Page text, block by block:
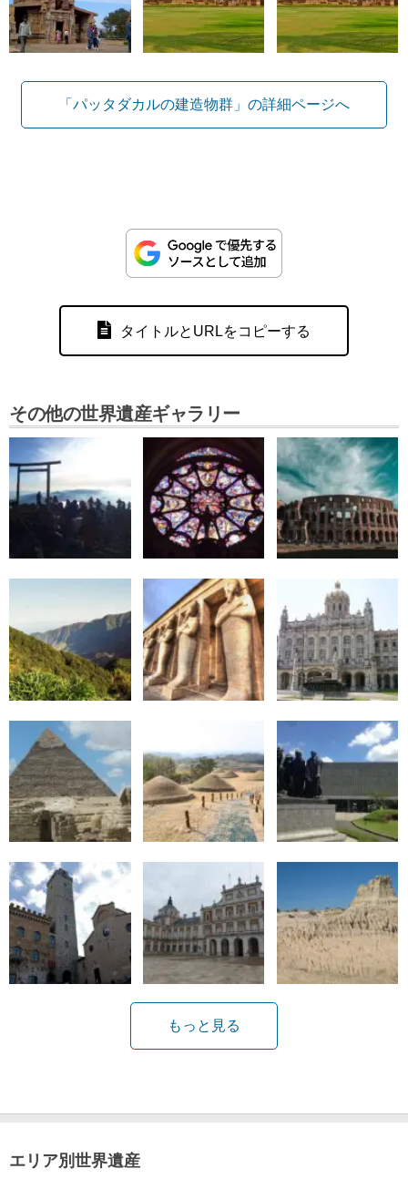
「パッタダカルの建造物群」の詳細ページへ
タイトルとURLをコピーする
その他の世界遺産ギャラリー
もっと見る
エリア別世界遺産